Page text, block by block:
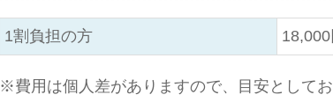
1割負担の方 18,000
※費用は個人差がありますので、目安としてお